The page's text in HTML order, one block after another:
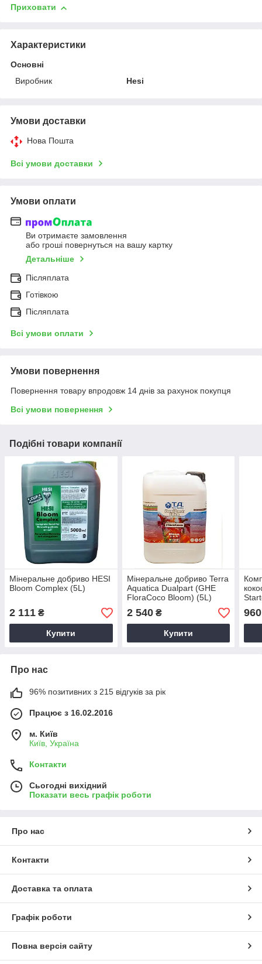
Приховати
Характеристики
Основні
Виробник
Hesi
Умови доставки
Нова Пошта
Всі умови доставки
Умови оплати
Ви отримаєте замовлення
або гроші повернуться на вашу картку
Детальніше
Післяплата
Готівкою
Післяплата
Всі умови оплати
Умови повернення
Повернення товару впродовж 14 днів за рахунок покупця
Всі умови повернення
Подібні товари компанії
Мінеральне добриво HESI
Bloom Complex (5L)
2 111 ₴
Купити
Мінеральне добриво Terra
Aquatica Dualpart (GHE
FloraCoco Bloom) (5L)
2 540₴
Купити
960
Про нас
96% позитивних з 215 відгуків за рік
Працює з 16.02.2016
м. Київ
Київ, Україна
Контакти
Сьогодні вихідний
Показати весь графік роботи
Про нас
Контакти
Доставка та оплата
Графік роботи
Повна версія сайту